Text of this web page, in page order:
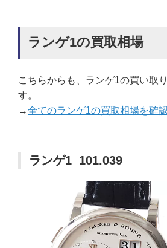
ランゲ1の買取相場
こちらからも、ランゲ1の買い取
す。
→全てのランゲ1の買取相場を確
ランゲ1 101.039